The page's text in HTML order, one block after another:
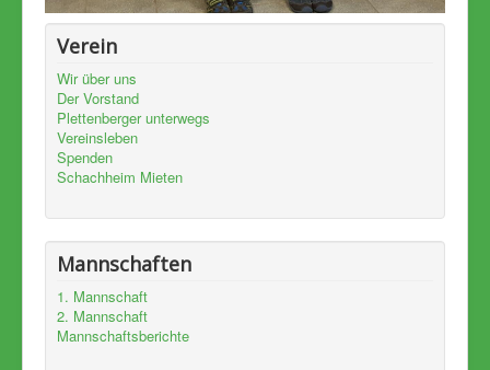
Verein
Wir über uns
Der Vorstand
Plettenberger unterwegs
Vereinsleben
Spenden
Schachheim Mieten
Mannschaften
1. Mannschaft
2. Mannschaft
Mannschaftsberichte